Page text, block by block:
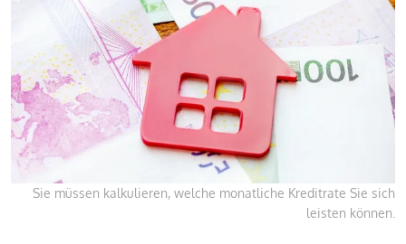
Sie müssen kalkulieren, welche monatliche Kreditrate Sie sich
leisten können.